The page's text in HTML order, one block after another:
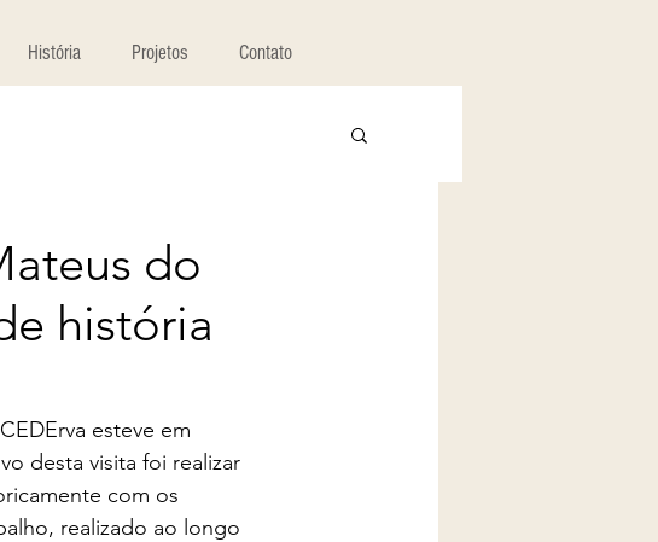
História Projetos Contato
do
história
esteve em
desta visita foi realizar
com os
realizado ao longo